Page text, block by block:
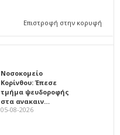
Επιστροφή στην κορυφή
Νοσοκομείο
Κορίνθου: Έπεσε
τμήμα ψευδοροφής
στα ανακαιν…
05-08-2026